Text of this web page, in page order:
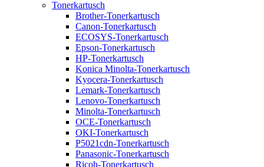
Tonerkartusch
Brother-Tonerkartusch
Canon-Tonerkartusch
ECOSYS-Tonerkartusch
Epson-Tonerkartusch
HP-Tonerkartusch
Konica Minolta-Tonerkartusch
Kyocera-Tonerkartusch
Lemark-Tonerkartusch
Lenovo-Tonerkartusch
Minolta-Tonerkartusch
OCE-Tonerkartusch
OKI-Tonerkartusch
P5021cdn-Tonerkartusch
Panasonic-Tonerkartusch
Ricoh-Tonerkartusch